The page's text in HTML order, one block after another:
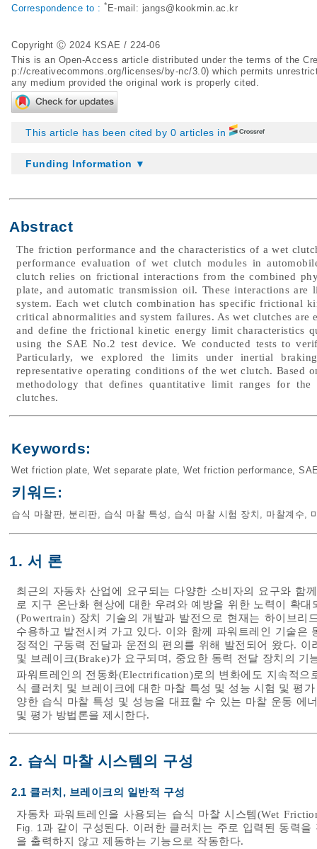
Correspondence to : * E-mail: jangs@kookmin.ac.kr
Copyright Ⓒ 2024 KSAE / 224-06
This is an Open-Access article distributed under the terms of the
p://creativecommons.org/licenses/by-nc/3.0) which permits
any medium provided the original work is properly cited.
This article has been cited by 0 articles in
Funding Information ▼
Abstract
The friction performance and the characteristics of a wet
performance evaluation of wet clutch modules in
clutch relies on frictional interactions from the combined
plate, and automatic transmission oil. These interactions
system. Each wet clutch combination has specific frictional
critical abnormalities and system failures. As wet clutches
and define the frictional kinetic energy limit characteristics
using the SAE No.2 test device. We conducted tests to
Particularly, we explored the limits under inertial
representative operating conditions of the wet clutch. Based
methodology that defines quantitative limit ranges for
clutches.
Keywords:
Wet friction plate, Wet separate plate, Wet friction performance,
키워드:
습식 마찰판, 분리판, 습식 마찰 특성 , 습식 마찰 시험 장치 , 마찰계수,
1. 서 론
최근의 자동차 산업에 요구되는 다양한 소비자의 요구와 함
로 지구 온난화 현상에 대한 우려와 예방을 위한 노력이 확
(Powertrain) 장치 기술의 개발과 발전으로 현재는 하이브리
수용하고 발전시켜 가고 있다. 이와 함께 파워트레인 기술은
정적인 구동력 전달과 운전의 편의를 위해 발전되어 왔다.
및 브레이크(Brake)가 요구되며, 중요한 동력 전달 장치의
파워트레인의 전동화(Electrification)로의 변화에도 지속적
식 클러치 및 브레이크에 대한 마찰 특성 및 성능 시험 및 평
양한 습식 마찰 특성 및 성능을 대표할 수 있는 마찰 운동 에
및 평가 방법론을 제시한다.
2. 습식 마찰 시스템의 구성
2.1 클러치, 브레이크의 일반적 구성
자동차 파워트레인을 사용되는 습식 마찰 시스템(Wet
Fig. 1 과 같이 구성된다. 이러한 클러치는 주로 입력된 동력
을 출력하지 않고 제동하는 기능으로 작동한다.